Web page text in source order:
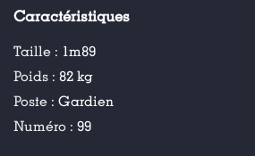
Caractéristiques
Taille : 1m89
Poids : 82 kg
Poste : Gardien
Numéro : 99